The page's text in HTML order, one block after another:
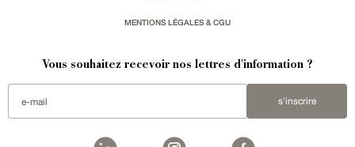
MENTIONS LÉGALES & CGU
Vous souhaitez recevoir nos lettres d'information ?
s'inscrire